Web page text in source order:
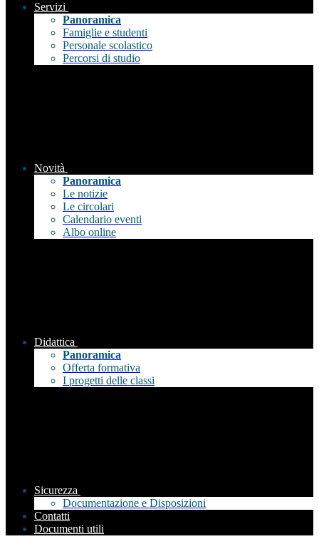
Servizi
Panoramica
Famiglie e studenti
Personale scolastico
Percorsi di studio
Novità
Panoramica
Le notizie
Le circolari
Calendario eventi
Albo online
Didattica
Panoramica
Offerta formativa
I progetti delle classi
Sicurezza
Documentazione e Disposizioni
Contatti
Documenti utili